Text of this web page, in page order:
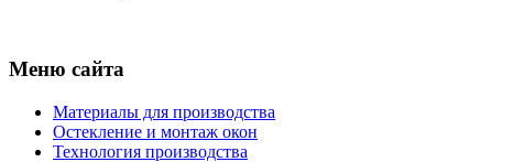
Меню сайта
Материалы для производства
Остекление и монтаж окон
Технология производства